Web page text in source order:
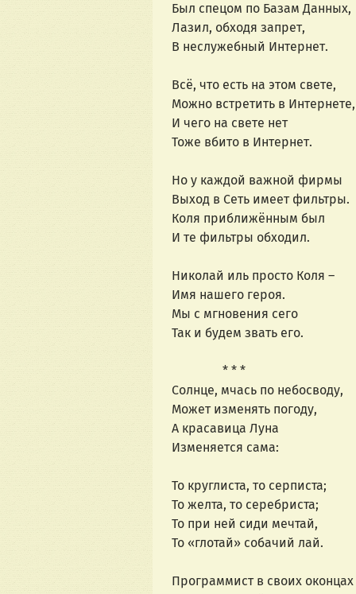
Был спецом по Базам Данных,
Лазил, обходя запрет,
В неслужебный Интернет.
Всё, что есть на этом свете,
Можно встретить в Интернете,
И чего на свете нет
Тоже вбито в Интернет.
Но у каждой важной фирмы
Выход в Сеть имеет фильтры.
Коля приближённым был
И те фильтры обходил.
Николай иль просто Коля –
Имя нашего героя.
Мы с мгновения сего
Так и будем звать его.
                * * *
Солнце, мчась по небосводу,
Может изменять погоду,
А красавица Луна
Изменяется сама:
То круглиста, то серписта;
То желта, то серебриста;
То при ней сиди мечтай,
То «глотай» собачий лай.
Программист в своих оконцах